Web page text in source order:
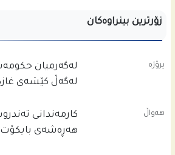
زۆرترین بینراوەکان
پرۆژە
له‌گه‌رمیان
له‌گه‌ڵ كێشه‌ى
هەواڵ
کارمەندانی
هەڕەشەی